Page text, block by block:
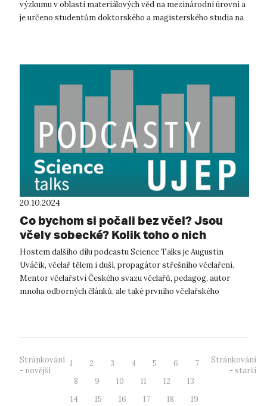
výzkumu v oblasti materiálových věd na mezinárodní úrovni a
je určeno studentům doktorského a magisterského studia na
20.10.2024
Co bychom si počali bez včel? Jsou
včely sobecké? Kolik toho o nich
vlastně víme? Další díl podcastu
Science Talks
Hostem dalšího dílu podcastu Science Talks je Augustin
Uváčik, včelař tělem i duší, propagátor střešního včelaření.
Mentor včelařství Českého svazu včelařů, pedagog, autor
mnoha odborných článků, ale také prvního včelařského
Stránkování
- novější
1 2 3 4 5 6
7
8
9 10 11 12
13
14
15 16 17 18
19
Stránkování
- starší